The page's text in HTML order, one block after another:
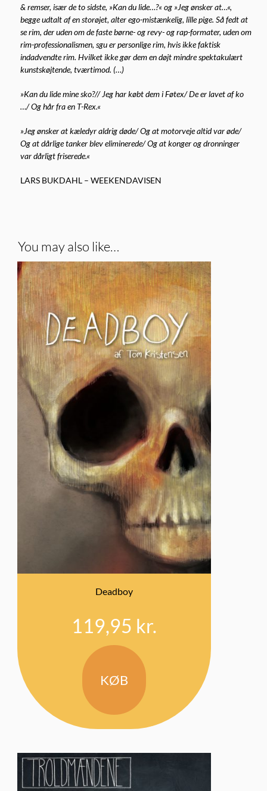
& remser, især de to sidste, »Kan du lide…?« og »Jeg ønsker at…«,
begge udtalt af en storøjet, alter ego-mistænkelig, lille pige. Så fedt at
se rim, der uden om de faste børne- og revy- og rap-formater, uden om
rim-professionalismen, sgu er personlige rim, hvis ikke faktisk
indadvendte rim. Hvilket ikke gør dem en døjt mindre spektakulært
kunstskøjtende, tværtimod. (…)
»Kan du lide mine sko?// Jeg har købt dem i Føtex/ De er lavet af ko
…/ Og hår fra en T-Rex.«
»Jeg ønsker at kæledyr aldrig døde/ Og at motorveje altid var øde/
Og at dårlige tanker blev eliminerede/ Og at konger og dronninger
var dårligt friserede.«
LARS BUKDAHL – WEEKENDAVISEN
You may also like…
Deadboy
119,95 kr.
KØB